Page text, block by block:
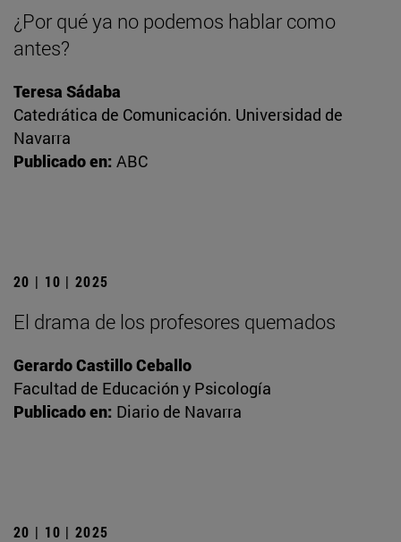
¿Por qué ya no podemos hablar como
antes?
Teresa Sádaba
Catedrática de Comunicación. Universidad de
Navarra
Publicado en: ABC
20 | 10 | 2025
El drama de los profesores quemados
Gerardo Castillo Ceballo
Facultad de Educación y Psicología
Publicado en: Diario de Navarra
20 | 10 | 2025